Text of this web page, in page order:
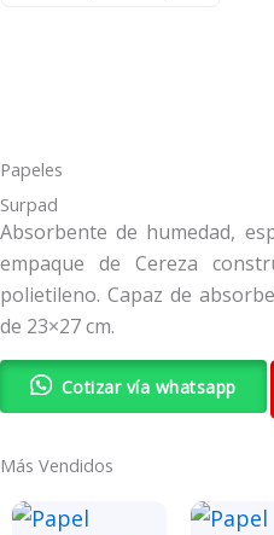
Papeles
Surpad
Absorbente de humedad,
empaque de Cereza
polietileno. Capaz de
de 23×27 cm.
Cotizar vía whatsapp
Más Vendidos